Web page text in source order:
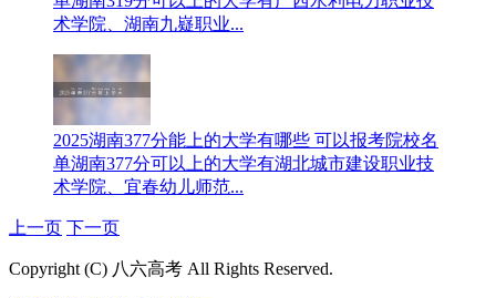
术学院、湖南九嶷职业...
2025湖南377分能上的大学有哪些 可以报考院校名
单湖南377分可以上的大学有湖北城市建设职业技
术学院、宜春幼儿师范...
上一页 下一页
Copyright (C) 八六高考 All Rights Reserved.